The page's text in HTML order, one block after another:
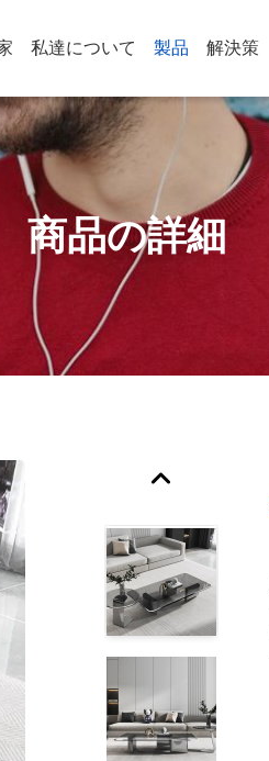
私達について 製品 解決策
商品の詳細